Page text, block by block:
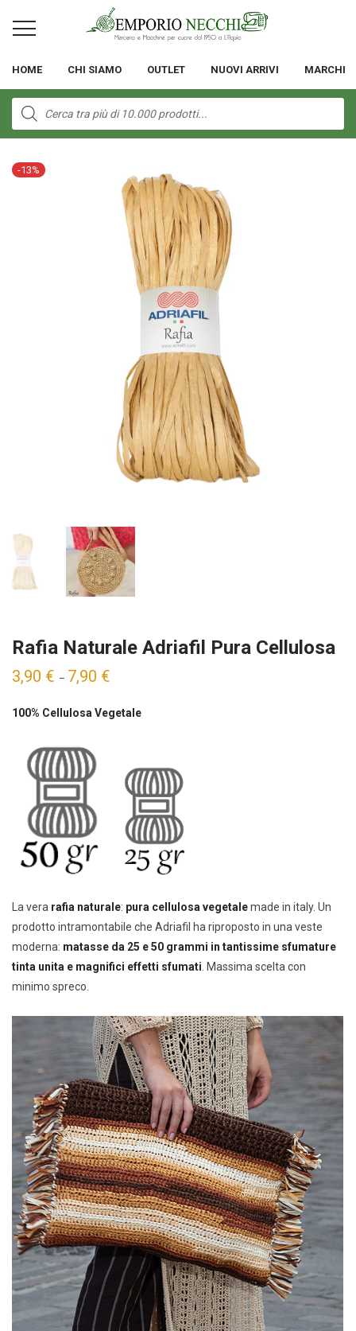
HOME CHI SIAMO OUTLET NUOVI ARRIVI MARCHI
Products
search
-13%
Rafia Naturale Adriafil Pura Cellulosa
3,90 € – 7,90 €
100% Cellulosa Vegetale
La vera rafia naturale: pura cellulosa vegetalemade in italy. Un
prodotto intramontabile che Adriafil ha riproposto in una veste
moderna: matasse da 25 e 50 grammi in tantissime sfumature
tinta unita e magnifici effetti sfumati . Massima scelta con
minimo spreco.